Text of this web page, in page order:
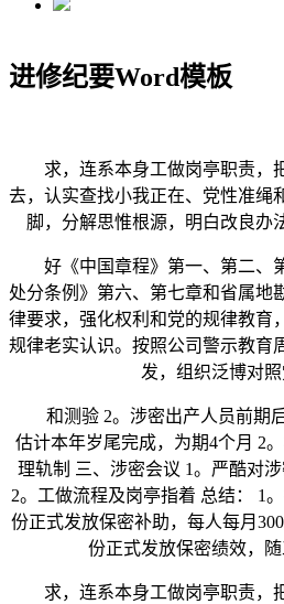
进修纪要Word模板
求，连系本身工做岗亭职责，
去，认实查找小我正在、党性准绳
脚，分解思惟根源，明白改良办
好《中国章程》第一、第二、
处分条例》第六、第七章和省属地
律要求，强化权利和党的规律教育
规律老实认识。按照公司警示教育
发，组织泛博对照
和测验 2。涉密出产人员前期后
估计本年岁尾完成，为期4个月 2
理轨制 三、涉密会议 1。严酷对
2。工做流程及岗亭指着 总结： 1
份正式发放保密补助，每人每月
份正式发放保密绩效，随
求，连系本身工做岗亭职责，